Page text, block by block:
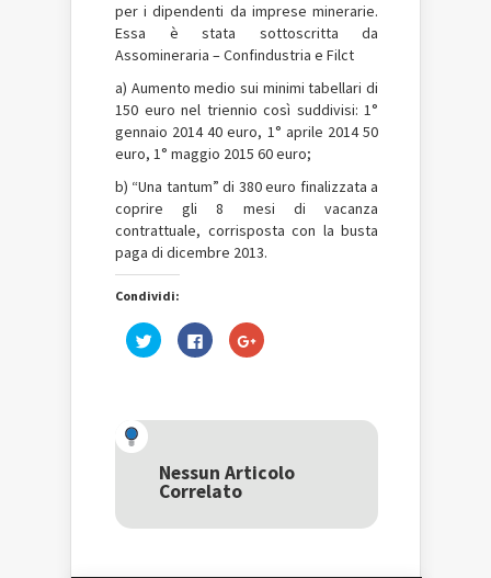
per i dipendenti da imprese minerarie.
Essa è stata sottoscritta da
Assomineraria – Confindustria e Filct
a) Aumento medio sui minimi tabellari di
150 euro nel triennio così suddivisi: 1°
gennaio 2014 40 euro, 1° aprile 2014 50
euro, 1° maggio 2015 60 euro;
b) “Una tantum” di 380 euro finalizzata a
coprire gli 8 mesi di vacanza
contrattuale, corrisposta con la busta
paga di dicembre 2013.
Condividi:
Fai
clic
una
nuova
finestra)
Fai
clic
nuova
finestra)
Fai
clic
una
nuova
Nessun Articolo
Correlato